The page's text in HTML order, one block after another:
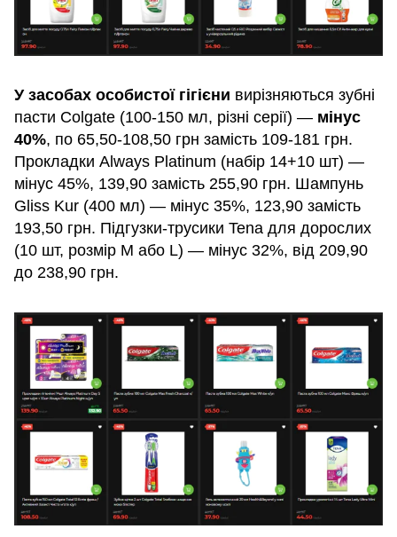
У засобах особистої гігієни вирізняються зубні
пасти Colgate (100-150 мл, різні серії) — мінус
40%, по 65,50-108,50 грн замість 109-181 грн.
Прокладки Always Platinum (набір 14+10 шт) —
мінус 45%, 139,90 замість 255,90 грн. Шампунь
Gliss Kur (400 мл) — мінус 35%, 123,90 замість
193,50 грн. Підгузки-трусики Tena для дорослих
(10 шт, розмір M або L) — мінус 32%, від 209,90
до 238,90 грн.